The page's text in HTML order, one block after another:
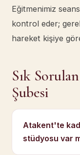
Eğitmenimiz
kontrol eder;
hareket kişiye
Sık
Şubesi
Atakent'te
stüdyosu var